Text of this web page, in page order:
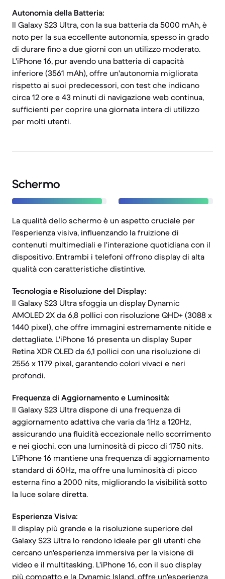
Autonomia della Batteria:
Il Galaxy S23 Ultra, con la sua batteria da 5000 mAh, è
noto per la sua eccellente autonomia, spesso in grado
di durare fino a due giorni con un utilizzo moderato.
L'iPhone 16, pur avendo una batteria di capacità
inferiore (3561 mAh), offre un'autonomia migliorata
rispetto ai suoi predecessori, con test che indicano
circa 12 ore e 43 minuti di navigazione web continua,
sufficienti per coprire una giornata intera di utilizzo
per molti utenti.
Schermo
La qualità dello schermo è un aspetto cruciale per
l'esperienza visiva, influenzando la fruizione di
contenuti multimediali e l'interazione quotidiana con il
dispositivo. Entrambi i telefoni offrono display di alta
qualità con caratteristiche distintive.
Tecnologia e Risoluzione del Display:
Il Galaxy S23 Ultra sfoggia un display Dynamic
AMOLED 2X da 6,8 pollici con risoluzione QHD+ (3088 x
1440 pixel), che offre immagini estremamente nitide e
dettagliate. L'iPhone 16 presenta un display Super
Retina XDR OLED da 6,1 pollici con una risoluzione di
2556 x 1179 pixel, garantendo colori vivaci e neri
profondi.
Frequenza di Aggiornamento e Luminosità:
Il Galaxy S23 Ultra dispone di una frequenza di
aggiornamento adattiva che varia da 1Hz a 120Hz,
assicurando una fluidità eccezionale nello scorrimento
e nei giochi, con una luminosità di picco di 1750 nits.
L'iPhone 16 mantiene una frequenza di aggiornamento
standard di 60Hz, ma offre una luminosità di picco
esterna fino a 2000 nits, migliorando la visibilità sotto
la luce solare diretta.
Esperienza Visiva:
Il display più grande e la risoluzione superiore del
Galaxy S23 Ultra lo rendono ideale per gli utenti che
cercano un'esperienza immersiva per la visione di
video e il multitasking. L'iPhone 16, con il suo display
più compatto e la Dynamic Island, offre un'esperienza